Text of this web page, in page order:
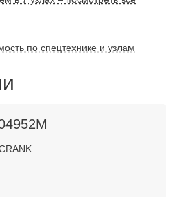
по спецтехнике и узлам